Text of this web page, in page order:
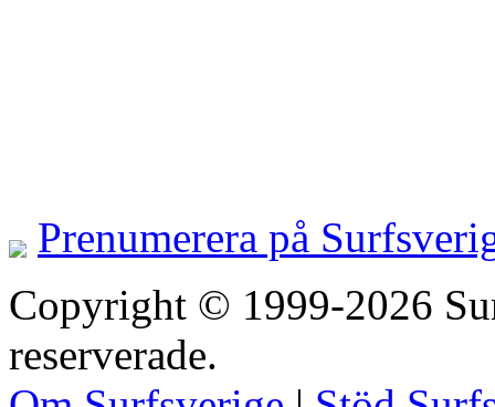
Prenumerera på
Copyright © 1999-2026
reserverade.